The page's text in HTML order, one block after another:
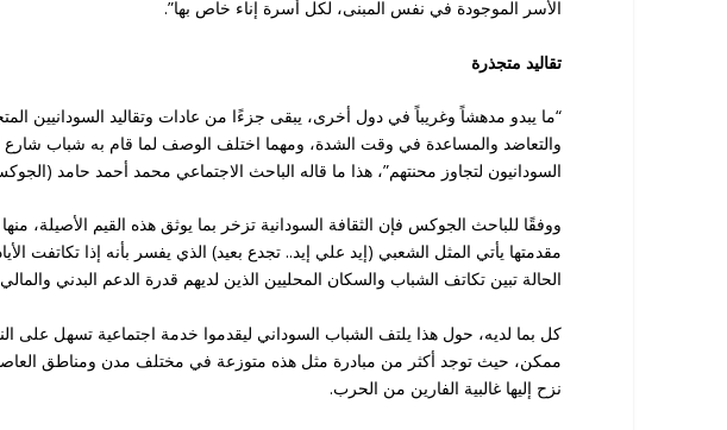
الأسر الموجودة في نفس المبنى، لكل أسرة إناء خاص بها”.
تقاليد متجذرة
“ما يبدو مدهشاً وغريباً في دول أخرى، يبقى جزءًا من عادات وتقاليد السودانيين
والتعاضد والمساعدة في وقت الشدة، ومهما اختلف الوصف لما قام به شباب شارع
السودانيون لتجاوز محنتهم”، هذا ما قاله الباحث الاجتماعي محمد أحمد حامد
ووفقًا للباحث الجوكس فإن الثقافة السودانية تزخر بما يوثق هذه القيم الأصيلة،
مقدمتها يأتي المثل الشعبي (إيد علي إيد.. تجدع بعيد) الذي يفسر بأنه إذا تكاتفت
الحالة تبين تكاتف الشباب والسكان المحليين الذين لديهم قدرة الدعم البدني
كل بما لديه، حول هذا يلتف الشباب السوداني ليقدموا خدمة اجتماعية تسهل على
ممكن، حيث توجد أكثر من مبادرة مثل هذه متوزعة في مختلف مدن ومناطق العاصمة
نزح إليها غالبية الفارين من الحرب.